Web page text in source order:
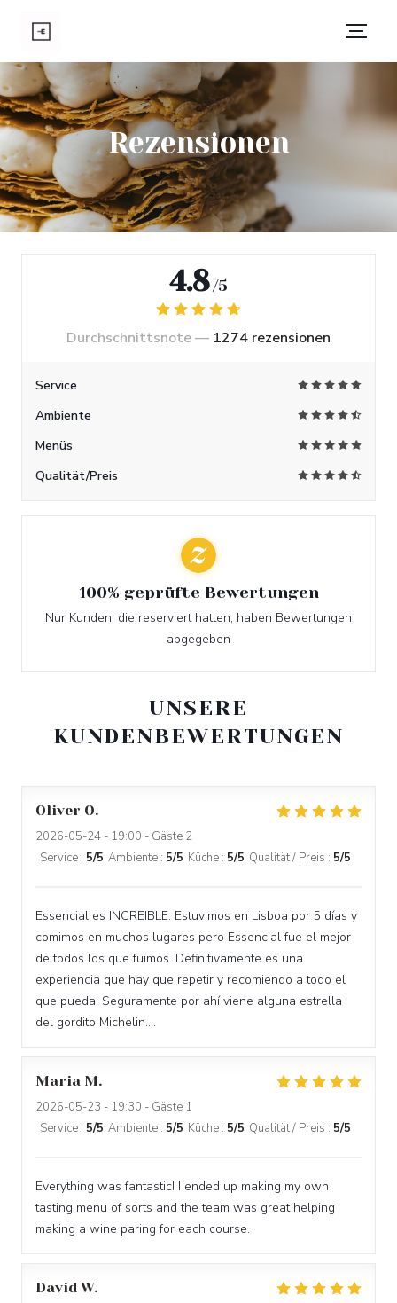
Rezensionen
UNSERE
KUNDENBEWERTUNGEN
Oliver O
2026-05-24 - 19:00 - Gäste 2
Service : 5/5 Ambiente : 5/5 Küche : 5/5 Qualität / Preis : 5/5
Essencial es INCREIBLE. Estuvimos en Lisboa por 5 días y
comimos en muchos lugares pero Essencial fue el mejor
de todos los que fuimos. Definitivamente es una
experiencia que hay que repetir y recomiendo a todo el
que pueda. Seguramente por ahí viene alguna estrella
del gordito Michelin....
Maria M
2026-05-23 - 19:30 - Gäste 1
Service : 5/5 Ambiente : 5/5 Küche : 5/5 Qualität / Preis : 5/5
Everything was fantastic! I ended up making my own
tasting menu of sorts and the team was great helping
making a wine paring for each course.
David W
4.8 /5
Durchschnittsnote — 1274 rezensionen
Service
Ambiente
Menüs
Qualität/Preis
100% geprüfte Bewertungen
Nur Kunden, die reserviert hatten, haben Bewertungen
abgegeben